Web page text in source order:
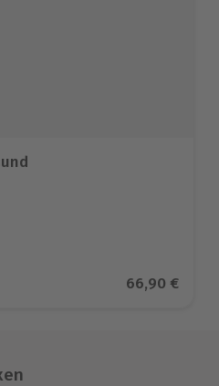
auf 3 BewertungenAktueller
66,90 €